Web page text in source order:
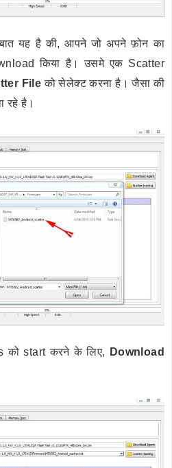
बात यह है की, आपने जो अपने फ़ोन का
किया है। उसमे एक Scatter
File को सेलेक्ट करना है। जैसा की
रहे है।
को start करने के लिए,
Download